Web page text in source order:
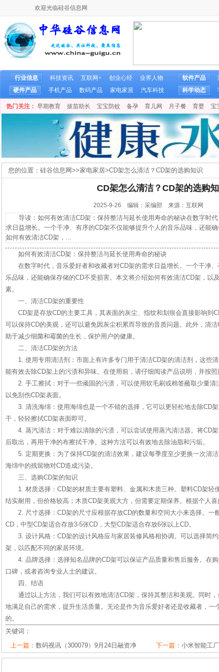
欢迎光临硅谷信息网
行业信息 科技资讯 互联网+ 创业心经
业界人物
硬件产品
手机产品 数码产品 家电家居 汽车科技
软件产品
科学动态
热门关注： 早期教育 拔苗助长 宝宝防蚊 备孕 育儿网 月子餐 育婴 宝
您的位置： 硅谷信息网>>家电家居>CD架怎么清洁？CD架的选购知识
CD架怎么清洁？CD架的选购
2025-9-26 编辑：采编部 来源：互联网
导读：如何有效清洁CD架：保持整洁与延长使用寿命的秘诀在数字时代
求日益增长。一个干净、有序的CD架不仅能够提升个人的音乐品味，还能
如何有效清洁CD架，...
如何有效清洁CD架：保持整洁与延长使用寿命的秘诀
在数字时代，音乐爱好者和收藏者对CD架的需求日益增长。一个干净
乐品味，还能确保存储的CD不受损害。本文将介绍如何有效清洁CD架，以
素。
一、清洁CD架的重要性
CD架是存放CD的主要工具，其表面的灰尘、指纹和划痕会直接影响到
可以保持CD的美观，还可以避免因灰尘积累而导致的音质问题。此外，清
助于减少细菌和霉菌的生长，保护用户的健康。
二、清洁CD架的方法
1. 使用专用清洁剂：市面上有许多专门用于清洁CD架的清洁剂，这些
能有效去除CD架上的污渍和异味。在使用前，请仔细阅读产品说明，并按
2. 手工擦拭：对于一些顽固的污渍，可以使用软毛刷或棉签蘸取少量
以免刮伤CD架表面。
3. 清洗海绵：使用海绵也是一个不错的选择，它可以更轻松地去除CD
干，轻轻擦拭CD架表面即可。
4. 蒸汽清洁：对于难以清除的污渍，可以尝试使用蒸汽清洁器。将CD
后取出，再用干净的布擦拭干净。这种方法可以有效地去除油脂和污垢。
5. 定期更换：为了保持CD架的清洁效果，建议每季度至少更换一次清
海绵中的残留物对CD造成污染。
三、选购CD架的知识
1. 材质选择：CD架的材质主要有塑料、金属和木质三种。塑料CD架轻
结实耐用，但价格较高；木质CD架美观大方，但需要定期保养。根据个人
2. 尺寸选择：CD架的尺寸应根据存放CD的数量和空间大小来选择。一
CD，中型CD架适合存放3-5张CD，大型CD架适合存放6张以上CD。
3. 设计风格：CD架的设计风格应与家居装修风格相协调。可以选择简
架，以匹配不同的家居环境。
4. 品牌选择：选择知名品牌的CD架可以保证产品质量和售后服务。在
口碑，或者咨询专业人士的建议。
四、结语
通过以上方法，我们可以有效地清洁CD架，保持其整洁和美观。同时
地满足自己的需求，提升生活质量。无论是作为音乐爱好者还是收藏者，一
的。
关键词：
上一篇： 数码视讯（300079）9月24日融资净 下一篇： 小米智能工